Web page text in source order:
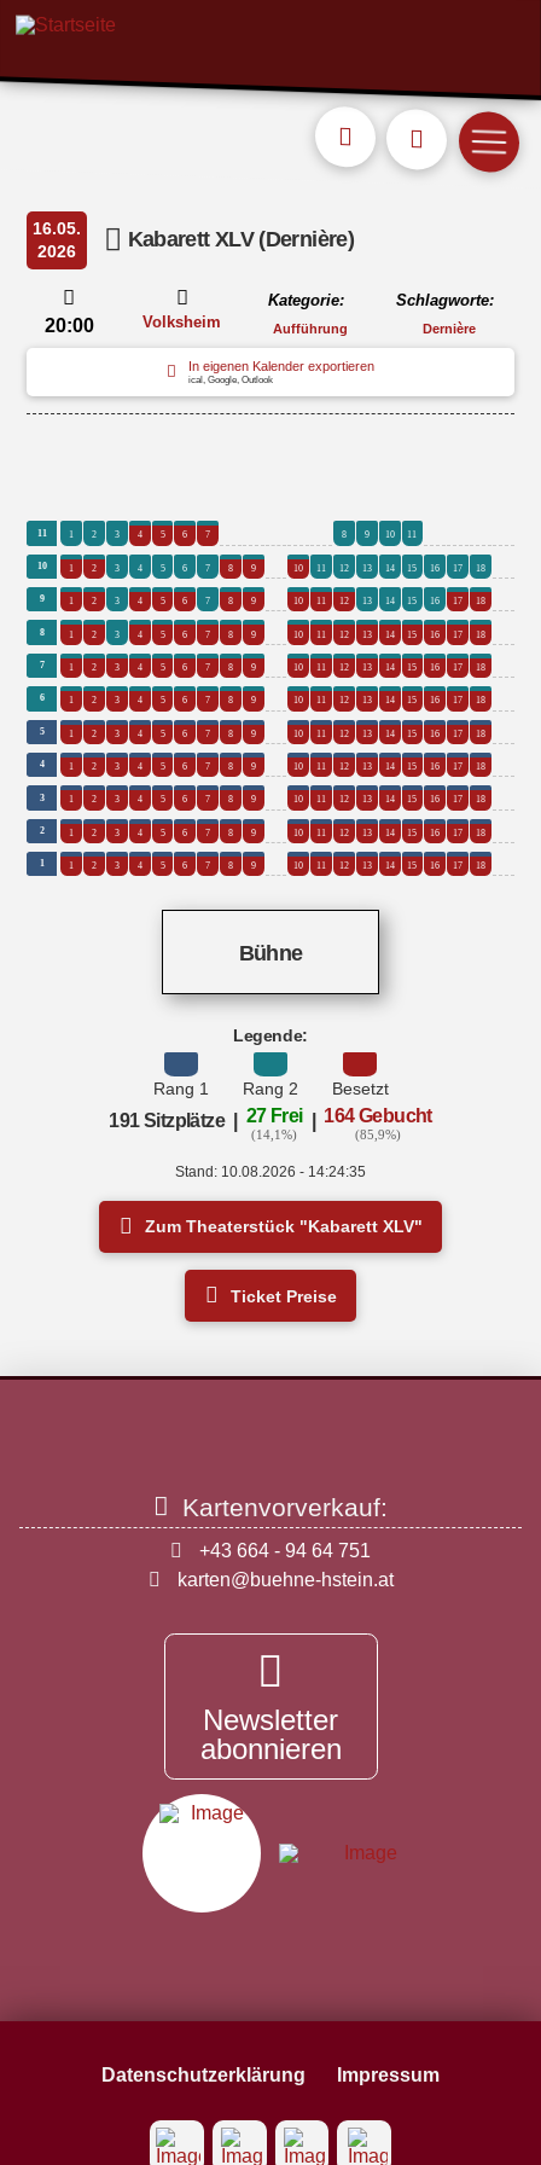
16.05.
2026
Kabarett XLV (Dernière)
20:00 Volksheim
Kategorie:
Aufführung
Schlagworte:
Dernière
In eigenen Kalender exportieren
ical, Google, Outlook
11 1 2 3 4 5 6 7 8 9 10 11
10 1 2 3 4 5 6 7 8 9 10 11 12 13 14 15 16 17 18
9 1 2 3 4 5 6 7 8 9 10 11 12 13 14 15 16 17 18
8 1 2 3 4 5 6 7 8 9 10 11 12 13 14 15 16 17 18
7 1 2 3 4 5 6 7 8 9 10 11 12 13 14 15 16 17 18
6 1 2 3 4 5 6 7 8 9 10 11 12 13 14 15 16 17 18
5 1 2 3 4 5 6 7 8 9 10 11 12 13 14 15 16 17 18
4 1 2 3 4 5 6 7 8 9 10 11 12 13 14 15 16 17 18
3 1 2 3 4 5 6 7 8 9 10 11 12 13 14 15 16 17 18
2 1 2 3 4 5 6 7 8 9 10 11 12 13 14 15 16 17 18
1 1 2 3 4 5 6 7 8 9 10 11 12 13 14 15 16 17 18
Bühne
Legende:
Rang 1 Rang 2 Besetzt
191 Sitzplätze | 27 Frei
(14,1%)
| 164 Gebucht
(85,9%)
Stand: 10.08.2026 - 14:24:35
Zum Theaterstück "Kabarett XLV"
Ticket Preise
Kartenvorverkauf:
+43 664 - 94 64 751
karten@buehne-hstein.at
Newsletter
abonnieren
Datenschutzerklärung Impressum